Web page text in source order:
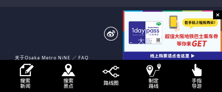
关于Osaka Metro NiNE
FAQ
网站声明
网站地图